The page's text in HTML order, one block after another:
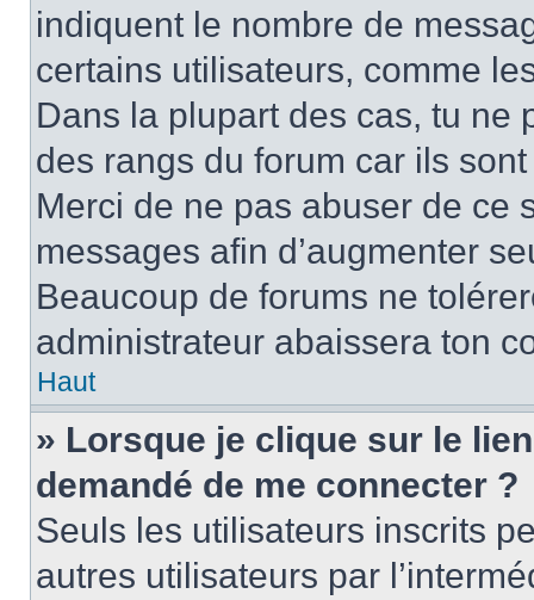
indiquent le nombre de
certains utilisateurs, comme
Dans la plupart des cas, tu ne
des rangs du forum car ils
Merci de ne pas abuser de ce
messages afin d’augmenter
Beaucoup de forums ne
administrateur abaissera ton
Haut
» Lorsque je clique sur le
demandé de me connecter ?
Seuls les utilisateurs inscrits
autres utilisateurs par